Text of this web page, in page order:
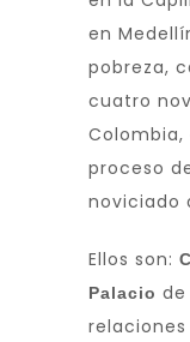
en
pobreza,
cuatro
Colombia,
proceso
noviciado
Ellos son:
Palacio